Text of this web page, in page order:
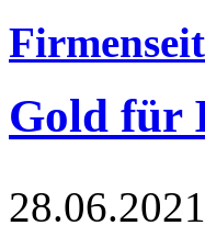
Gold für
28.06.2021